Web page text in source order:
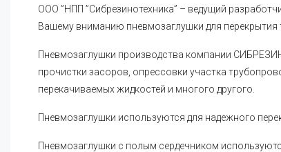
ООО ”НПП ”Сибрезинотехника” – ведущий
Вашему вниманию пневмозаглушки для перекрытия
Пневмозаглушки производства компании
прочистки засоров, опрессовки участка
перекачиваемых жидкостей и многого другого.
Пневмозаглушки используются для надежного
Пневмозаглушки с полым сердечником